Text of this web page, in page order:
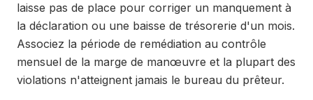
laisse pas de place pour corriger un manquement à
la déclaration ou une baisse de trésorerie d'un mois.
Associez la période de remédiation au contrôle
mensuel de la marge de manœuvre et la plupart des
violations n'atteignent jamais le bureau du prêteur.